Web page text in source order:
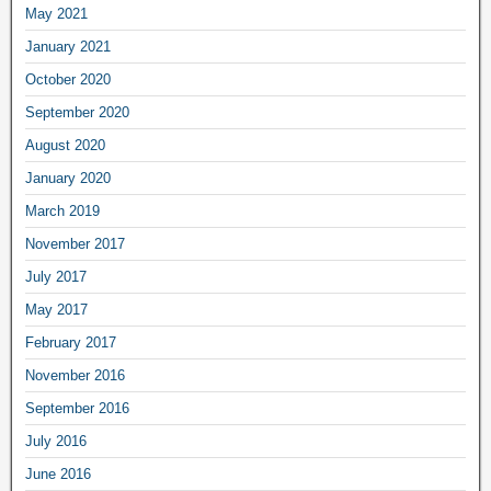
May 2021
January 2021
October 2020
September 2020
August 2020
January 2020
March 2019
November 2017
July 2017
May 2017
February 2017
November 2016
September 2016
July 2016
June 2016